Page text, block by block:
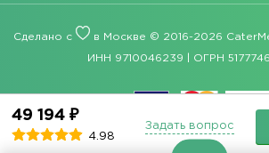
49 194 ₽
4.98
Задать вопрос
Сделано с в Москве © 2016-2026
ИНН 9710046239 | ОГРН